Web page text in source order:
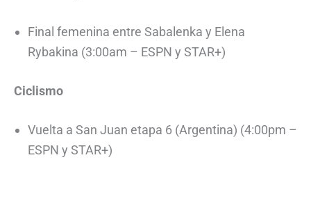
Final femenina entre Sabalenka y Elena
Rybakina (3:00am – ESPN y STAR+)
Ciclismo
Vuelta a San Juan etapa 6 (Argentina) (4:00pm –
ESPN y STAR+)